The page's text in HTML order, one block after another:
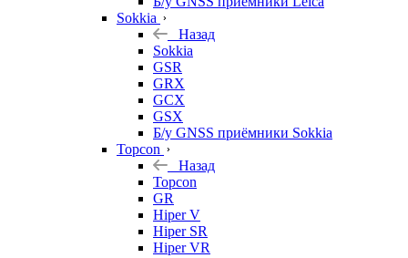
Sokkia
Назад
Sokkia
GSR
GRX
GCX
GSX
Б/у GNSS приёмники Sokkia
Topcon
Назад
Topcon
GR
Hiper V
Hiper SR
Hiper VR